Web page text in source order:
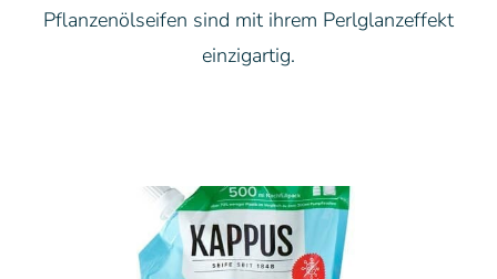
Pflanzenölseifen sind mit ihrem Perlglanzeffekt
einzigartig.